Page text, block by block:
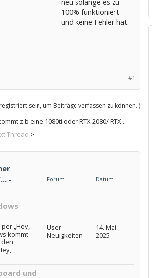
neu solange es zu
100% funktioniert
und keine Fehler hat.
#1
sein, um Beiträge verfassen zu können. )
z.b eine 1080ti oder RTX 2080/ RTX...
Thread >
-
Forum Datum
„Hey,
kommt
den
User-
Neuigkeiten
14. Mai
2025
und